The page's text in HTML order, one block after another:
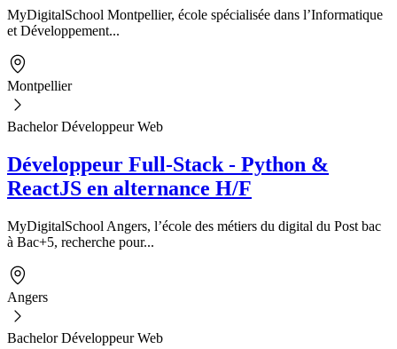
MyDigitalSchool Montpellier, école spécialisée dans l’Informatique
et Développement...
Montpellier
Bachelor Développeur Web
Développeur Full-Stack - Python &
ReactJS en alternance H/F
MyDigitalSchool Angers, l’école des métiers du digital du Post bac
à Bac+5, recherche pour...
Angers
Bachelor Développeur Web